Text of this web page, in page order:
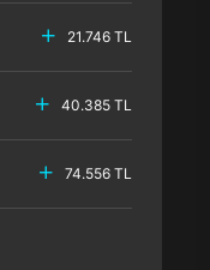
21.746 TL
40.385 TL
74.556 TL